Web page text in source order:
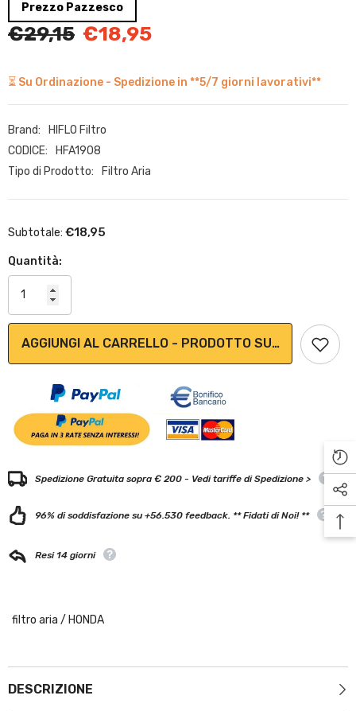
Prezzo Pazzesco
€29,15 €18,95
⏳ Su Ordinazione - Spedizione in **5/7 giorni lavorativi**
Brand:
HIFLO Filtro
CODICE:
HFA1908
Tipo di Prodotto:
Filtro Aria
Subtotale: €18,95
Quantità:
AGGIUNGI AL CARRELLO - PRODOTTO SU
Spedizione Gratuita sopra € 200 - Vedi tariffe di Spedizione >
96% di soddisfazione su +56.530 feedback. ** Fidati di Noi! **
Resi 14 giorni
filtro aria / HONDA
DESCRIZIONE